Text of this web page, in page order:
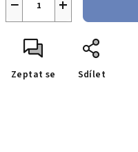
+
−
Zeptat se Sdílet